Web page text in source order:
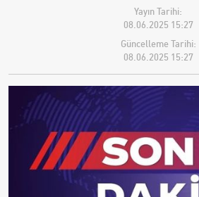
Yayın Tarihi:
08.06.2025 15:27
Güncelleme Tarihi:
08.06.2025 15:27